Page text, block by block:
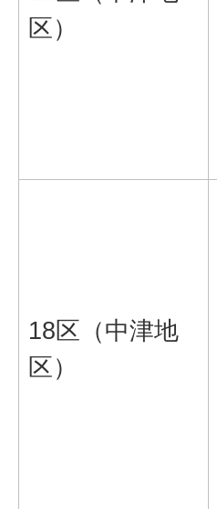
区）
18区（中津地
区）